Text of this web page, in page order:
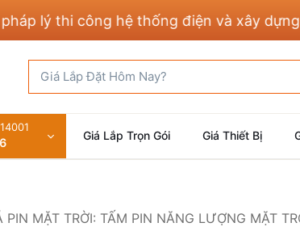
lý thi công hệ thống điện và xây dựng
kiếm:
Giá Lắp Trọn Gói Giá Thiết Bị
PIN MẶT TRỜI: TẤM PIN NĂNG LƯỢNG MẶT